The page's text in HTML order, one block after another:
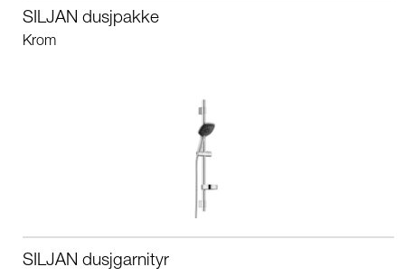
SILJAN dusjpakke
Krom
SILJAN dusjgarnityr